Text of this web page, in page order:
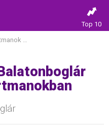
Top 10
át 4 fős apartmanokban